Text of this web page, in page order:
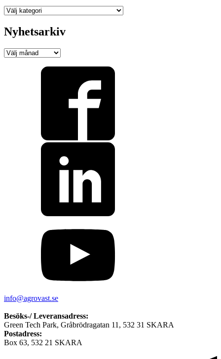
Programnyheter
Nyhetsarkiv
Nyhetsarkiv
info@agrovast.se
Besöks-/ Leveransadress:
Green Tech Park, Gråbrödragatan 11, 532 31 SKARA
Postadress:
Box 63, 532 21 SKARA